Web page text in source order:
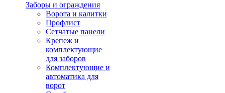
Заборы и ограждения
Ворота и калитки
Профлист
Сетчатые панели
Крепеж и
комплектующие
для заборов
Комплектующие и
автоматика для
ворот